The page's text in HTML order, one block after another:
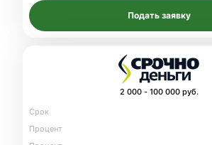
Подать заявку
2 000 - 100 000 руб.
Срок
Процент